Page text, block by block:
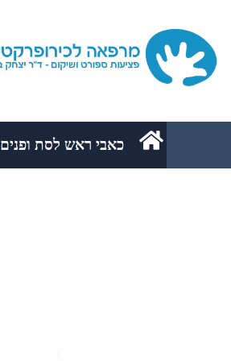
כאבי ראש לסת ופנים